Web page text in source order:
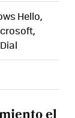
Hello,
el